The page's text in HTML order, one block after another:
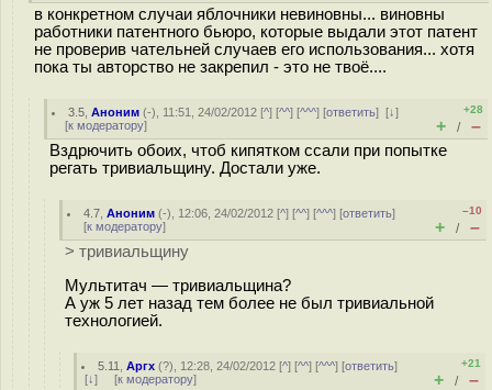
в конкретном случаи яблочники невиновны... виновны
работники патентного бьюро, которые выдали этот патент
не проверив чательней случаев его использования... хотя
пока ты авторство не закрепил - это не твоё....
3.5 ,Аноним (-), 11:51, 24/02/2012 [^] [^^] [^^^] [ответить][↓]
[к модератору]
+28
+ / –
Вздрючить обоих, чтоб кипятком ссали при попытке
регать тривиальщину. Достали уже.
4.7 ,Аноним (-), 12:06, 24/02/2012 [^] [^^] [^^^] [ответить]
[к модератору]
–10
+ / –
> тривиальщину
Мультитач — тривиальщина?
А уж 5 лет назад тем более не был тривиальной
технологией.
5.11 ,Аргх (?), 12:28, 24/02/2012 [^] [^^] [^^^] [ответить]
[↓] [к модератору]
+21
+ / –